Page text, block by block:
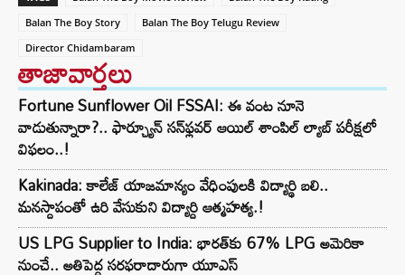
Balan The Boy Story
Balan The Boy Telugu Review
Director Chidambaram
తాజావార్తలు
Fortune Sunflower Oil FSSAI: ఈ వంట నూనె
వాడుతున్నారా?.. ఫార్చ్యూన్ సన్‌ఫ్లవర్ ఆయిల్ శాంపిల్ ల్యాబ్ పరీక్షలో
విఫలం..!
Kakinada: కాలేజ్ యాజమాన్యం వేధింపులకి విద్యార్థి బలి..
మనస్దాపంతో ఉరి వేసుకుని విద్యార్ది ఆత్మహత్య.!
US LPG Supplier to India: భారత్‌కు 67% LPG అమెరికా
నుంచే.. అతిపెద్ద సరఫరాదారుగా యూఎస్